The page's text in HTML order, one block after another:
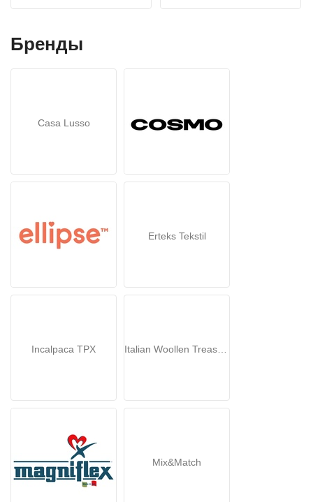
Бренды
Casa Lusso
Erteks Tekstil
Incalpaca TPX
Mix&Match